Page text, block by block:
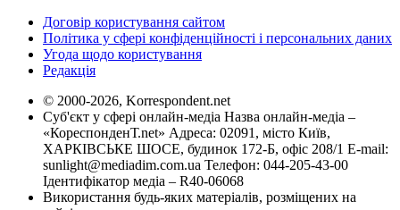
Договір користування сайтом
Політика у сфері конфіденційності і персональних даних
Угода щодо користування
Редакція
© 2000-2026, Korrespondent.net
Суб'єкт у сфері онлайн-медіа Назва онлайн-медіа –
«КореспонденТ.net» Адреса: 02091, місто Київ,
ХАРКІВСЬКЕ ШОСЕ, будинок 172-Б, офіс 208/1 E-mail:
sunlight@mediadim.com.ua Телефон: 044-205-43-00
Ідентифікатор медіа – R40-06068
Використання будь-яких матеріалів, розміщених на